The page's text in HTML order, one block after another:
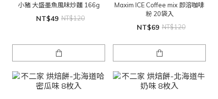
小豬 大盛墨魚風味炒麵 166g
NT$49 NT$120
Maxim ICE Coffee mix 即溶咖啡
粉 20袋入
NT$69 NT$120